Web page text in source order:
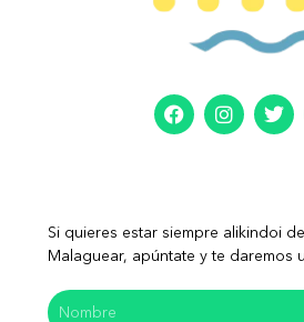
Si quieres estar siempre alikindoi
Malaguear, apúntate y te daremos